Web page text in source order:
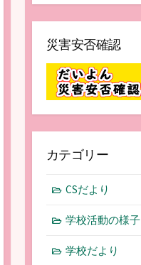
災害安否確認
カテゴリー
CSだより
学校活動の様子
学校だより